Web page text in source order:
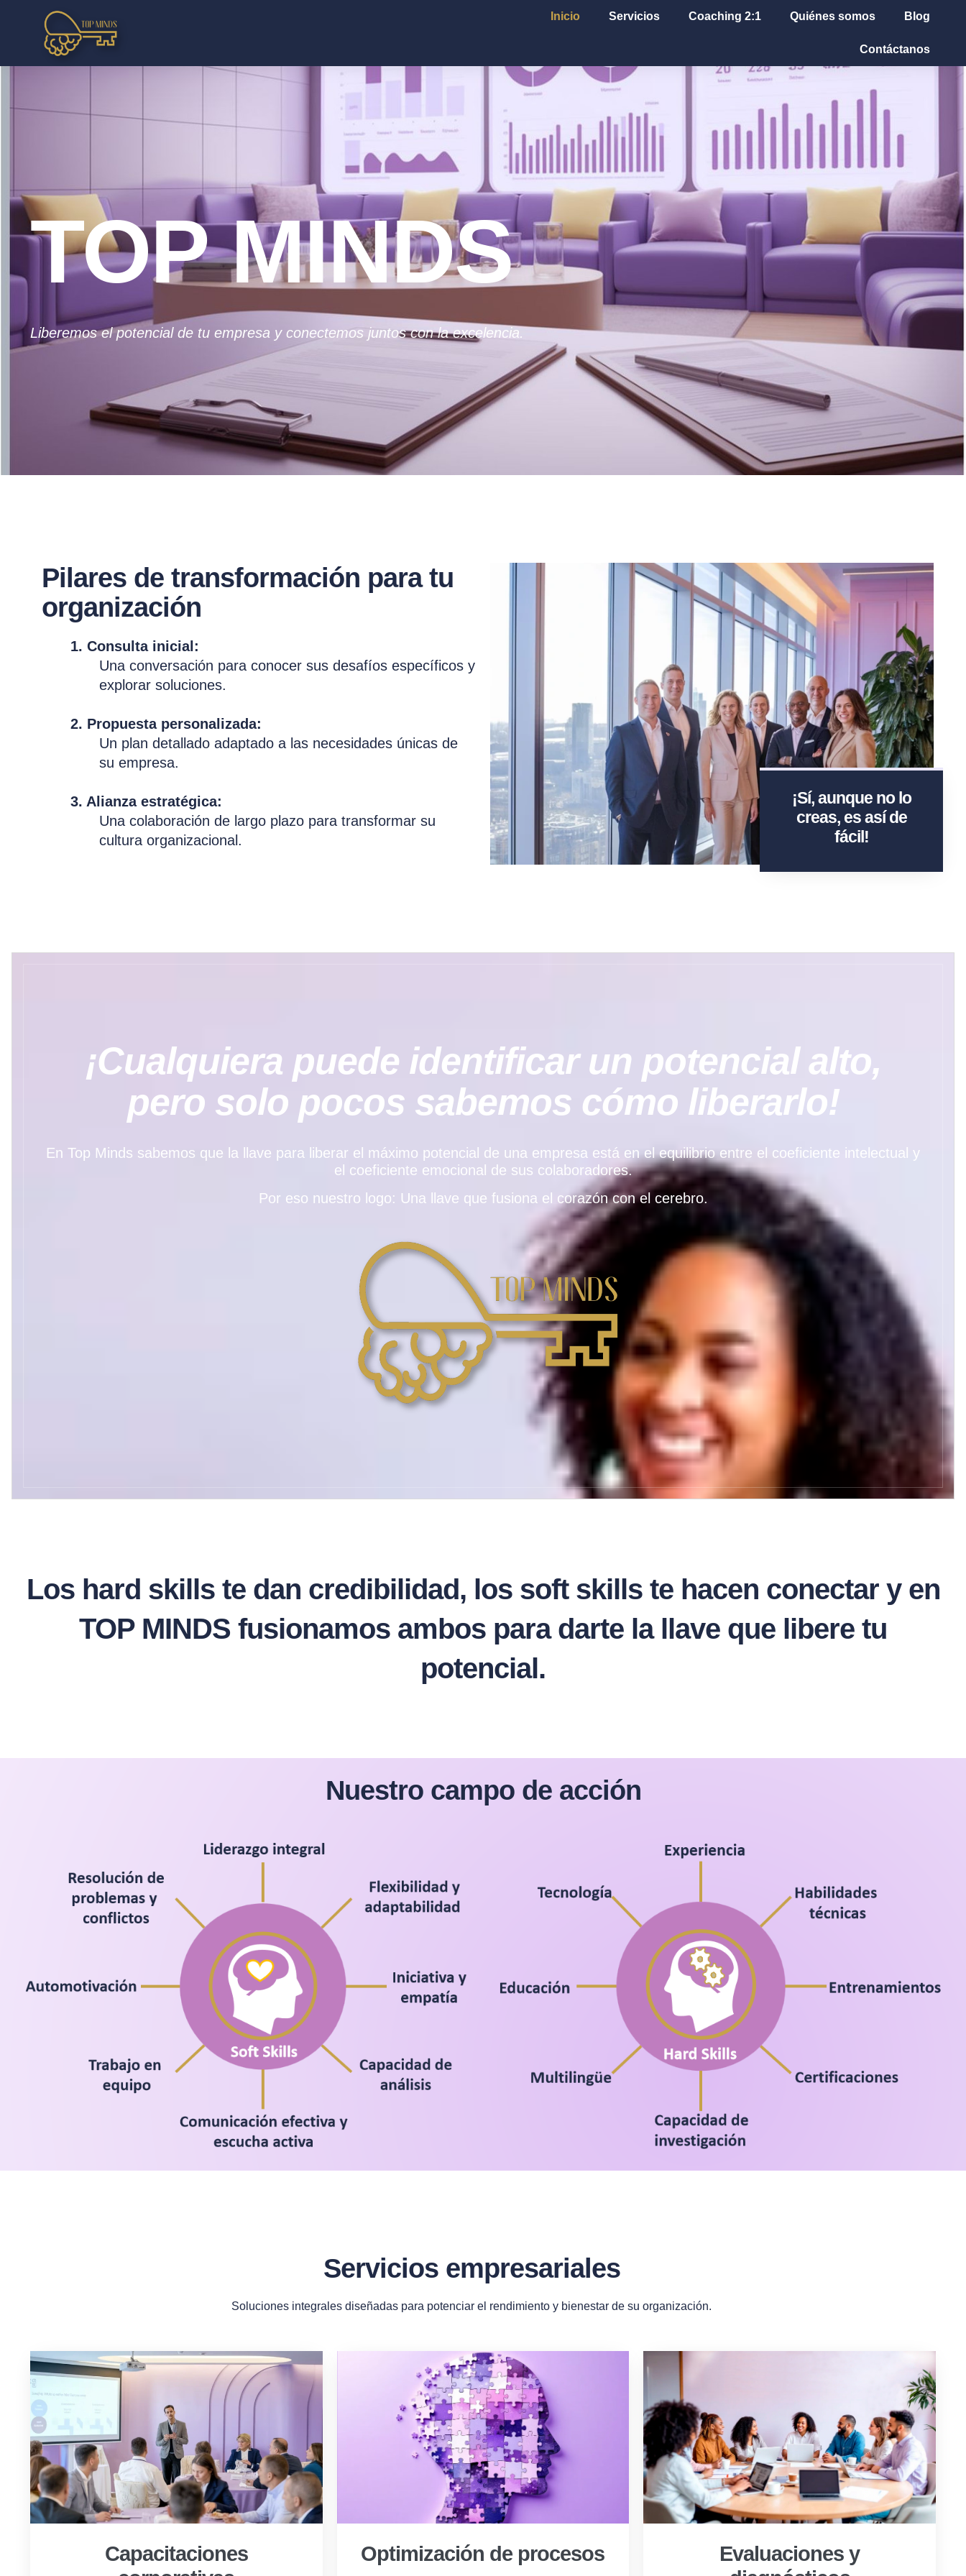
Inicio Servicios Coaching 2:1 Quiénes somos Blog
Contáctanos
TOP MINDS
Liberemos el potencial de tu empresa y conectemos juntos con la excelencia.
Pilares de transformación para tu
organización
1. Consulta inicial:
Una conversación para conocer sus desafíos específicos y
explorar soluciones.
2. Propuesta personalizada:
Un plan detallado adaptado a las necesidades únicas de
su empresa.
3. Alianza estratégica:
Una colaboración de largo plazo para transformar su
cultura organizacional.
¡Sí, aunque no lo
creas, es así de
fácil!
¡Cualquiera puede identificar un potencial alto,
pero solo pocos sabemos cómo liberarlo!
En Top Minds sabemos que la llave para liberar el máximo potencial de una empresa está en el equilibrio entre el coeficiente intelectual y
el coeficiente emocional de sus colaboradores.
Por eso nuestro logo: Una llave que fusiona el corazón con el cerebro.
Los hard skills te dan credibilidad, los soft skills te hacen conectar y en
TOP MINDS fusionamos ambos para darte la llave que libere tu
potencial.
Nuestro campo de acción
Servicios empresariales
Soluciones integrales diseñadas para potenciar el rendimiento y bienestar de su organización.
Capacitaciones
Optimización de procesos
Evaluaciones y